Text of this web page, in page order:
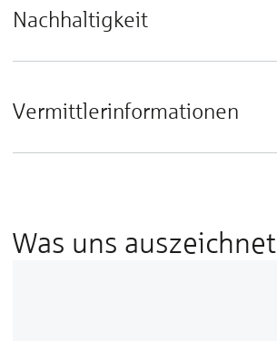
Nachhaltigkeit
Vermittlerinformationen
Was uns auszeichnet